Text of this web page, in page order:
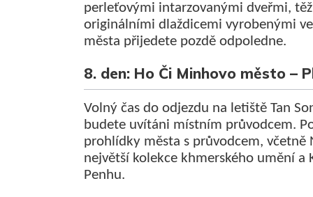
perleťovými intarzovanými dveřmi,
originálními dlaždicemi vyrobenými
města přijedete pozdě odpoledne.
8. den: Ho Či Minhovo město –
Volný čas do odjezdu na letiště Tan
budete uvítáni místním průvodcem.
prohlídky města s průvodcem, včetně
největší kolekce khmerského umění a
Penhu.